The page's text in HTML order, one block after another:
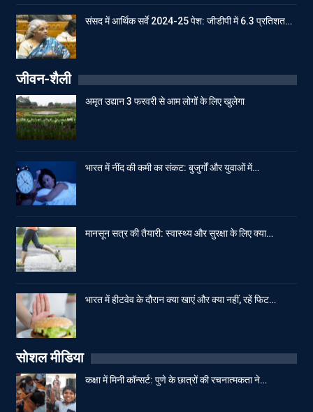
संसद में आर्थिक सर्वे 2024-25 पेश: जीडीपी में 6.3 प्रतिशत…
जीवन-शैली
अमृत उद्यान 3 फरवरी से आम लोगों के लिए खुलेगा
भारत में नींद की कमी का संकट: बुजुर्गों और युवाओं में…
मानसून सत्र की तैयारी: स्वास्थ्य और सुरक्षा के लिए क्या…
भारत में हीटवेव के दौरान क्या खाएं और क्या नहीं, रहें फिट…
सोशल मीडिया
कक्षा में मिनी कॉन्सर्ट: पुणे के छात्रों की रचनात्मकता ने…